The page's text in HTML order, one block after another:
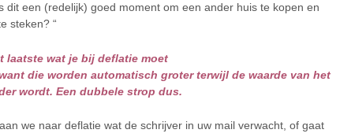
dit een (redelijk) goed moment om een ander huis te kopen en
steken? “
laatste wat je bij deflatie moet
die worden automatisch groter terwijl de waarde van het
wordt. Een dubbele strop dus.
we naar deflatie wat de schrijver in uw mail verwacht, of gaat